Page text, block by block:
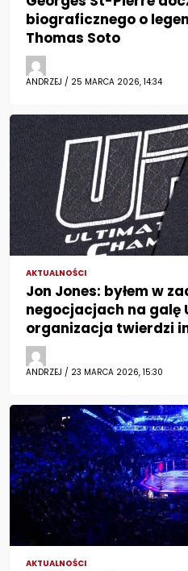
biograficznego o
Thomas Soto
ANDRZEJ / 25 MARCA 2026, 14:34
AKTUALNOŚCI
Jon Jones: byłem w
negocjacjach na galę
organizacja twierdzi
ANDRZEJ / 23 MARCA 2026, 15:30
AKTUALNOŚCI